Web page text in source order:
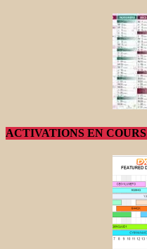
ACTIVATIONS EN COURS